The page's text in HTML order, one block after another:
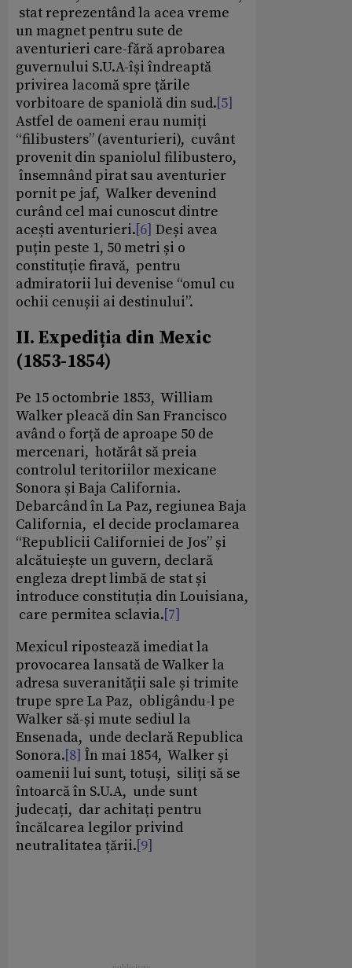
stat reprezentând la acea vreme
un magnet pentru sute de
aventurieri care-fără aprobarea
guvernului S.U.A-își îndreaptă
privirea lacomă spre țările
vorbitoare de spaniolă din sud.[5]
Astfel de oameni erau numiți
“filibusters” (aventurieri), cuvânt
provenit din spaniolul filibustero,
însemnând pirat sau aventurier
pornit pe jaf, Walker devenind
curând cel mai cunoscut dintre
acești aventurieri.[6] Deși avea
puțin peste 1, 50 metri și o
constituție firavă, pentru
admiratorii lui devenise “omul cu
ochii cenușii ai destinului”.
II. Expediția din Mexic
(1853-1854)
Pe 15 octombrie 1853, William
Walker pleacă din San Francisco
având o forță de aproape 50 de
mercenari, hotărât să preia
controlul teritoriilor mexicane
Sonora și Baja California.
Debarcând în La Paz, regiunea Baja
California, el decide proclamarea
“Republicii Californiei de Jos” și
alcătuiește un guvern, declară
engleza drept limbă de stat și
introduce constituția din Louisiana,
care permitea sclavia.[7]
Mexicul ripostează imediat la
provocarea lansată de Walker la
adresa suveranității sale și trimite
trupe spre La Paz, obligându-l pe
Walker să-și mute sediul la
Ensenada, unde declară Republica
Sonora.[8] În mai 1854, Walker și
oamenii lui sunt, totuși, siliți să se
întoarcă în S.U.A, unde sunt
judecați, dar achitați pentru
încălcarea legilor privind
neutralitatea țării.[9]